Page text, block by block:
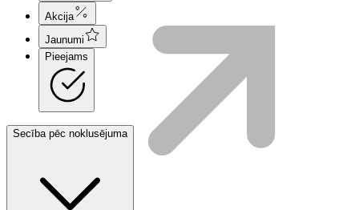
Akcija
Jaunumi
Pieejams
Secība pēc noklusējuma